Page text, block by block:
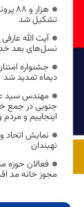
تشکیل شد
آیت الله
نسل‌های بعد
جشنواره
دیماه تمدید شد
مهندس سید
جنوبی در جمع
اینجاییم و
نهبندان
فعالان حوزه
مجوز خانه مد